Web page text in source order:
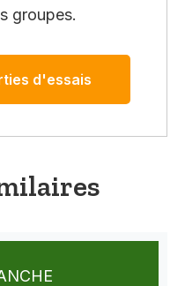
groupes.
d'essais